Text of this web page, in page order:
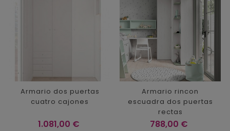
Armario dos puertas
cuatro cajones
Precio
1.081,00 €
Armario rincon
escuadra dos puertas
rectas
Precio
788,00 €